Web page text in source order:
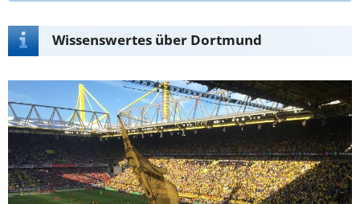
Wissenswertes über Dortmund